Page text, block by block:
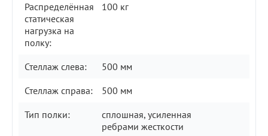
Распределённая
статическая
нагрузка на
полку:
100 кг
Стеллаж слева:
500 мм
Стеллаж справа:
500 мм
Тип полки:
сплошная, усиленная
ребрами жесткости